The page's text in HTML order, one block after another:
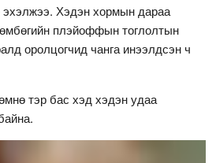
эхэлжээ. Хэдэн хормын дараа
плэйоффын тоглолтын
оролцогчид чанга инээлдсэн ч
тэр бас хэд хэдэн удаа